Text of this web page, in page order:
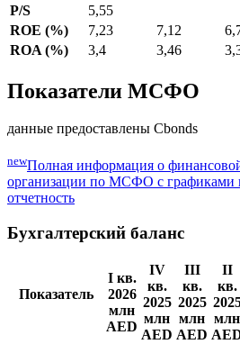
P/S
5,55
ROE (%)
7,23 7,12
ROA (%)
3,4 3,46
Показатели МСФО
данные предоставлены Cbonds
newПолная информация о
организации по МСФО с графиками
отчетность
Бухгалтерский баланс
Показатель
I кв.
2026
млн
AED
IV
кв.
2025
млн
AED
III
кв.
2025
млн
AED
II
кв.
млн